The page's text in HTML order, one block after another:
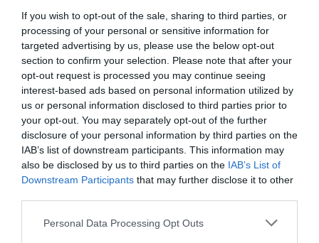
If you wish to opt-out of the sale, sharing to third parties, or
processing of your personal or sensitive information for
targeted advertising by us, please use the below opt-out
section to confirm your selection. Please note that after your
opt-out request is processed you may continue seeing
interest-based ads based on personal information utilized by
us or personal information disclosed to third parties prior to
your opt-out. You may separately opt-out of the further
disclosure of your personal information by third parties on the
IAB’s list of downstream participants. This information may
also be disclosed by us to third parties on the IAB’s List of
Downstream Participants that may further disclose it to other
Personal Data Processing Opt Outs
την Τέχνη και τον Πολιτισμό!
Ακολουθήστε το Culturenow.gr
Σχετικά Άρθρα